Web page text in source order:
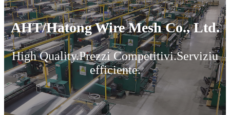
AHT/Hatong Wire Mesh Co., Ltd.
High Quality.Prezzi Competitivi.Serviziu
efficiente.